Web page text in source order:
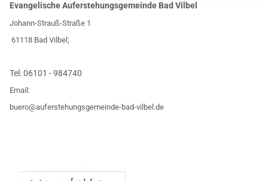
Evangelische Auferstehungsgemeinde Bad Vilbel
Johann-Strauß-Straße 1
61118 Bad Vilbel;
Tel:06101 - 984740
Email:
buero@auferstehungsgemeinde-bad-vilbel.de